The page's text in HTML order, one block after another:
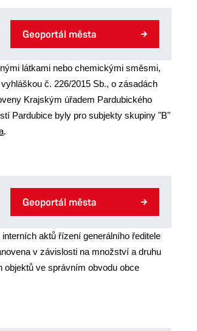
Geoportál města
látkami nebo chemickými směsmi,
č. 226/2015 Sb., o zásadách
Krajským úřadem Pardubického
Pardubice byly pro subjekty skupiny "B"
.
Geoportál města
aktů řízení generálního ředitele
v závislosti na množství a druhu
objektů ve správním obvodu obce